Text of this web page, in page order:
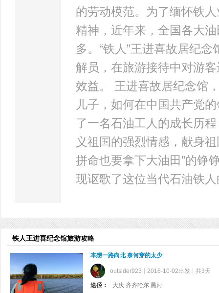
的劳动模范。为了缅怀铁
精神，近年来，全国各大
多。“铁人”王进喜故居纪
解员，在旅游接待中对游
效益。 王进喜故居纪念馆
儿子，如何在中国共产党
了一名石油工人的成长历
义祖国的强烈情感，献身
拼命也要拿下大油田”的铮
现讴歌了这位当代石油铁
铁人王进喜纪念馆旅游攻略
本想一路向北 奈何穿的太少
outsider923 2016-10-02出发 共3天
途径：
大庆 齐齐哈尔 黑河